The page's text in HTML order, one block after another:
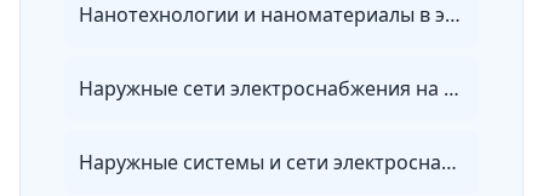
Нанотехнологии и наноматериалы в энергетике
Наружные сети электроснабжения на объектах
Наружные системы и сети электроснабжения